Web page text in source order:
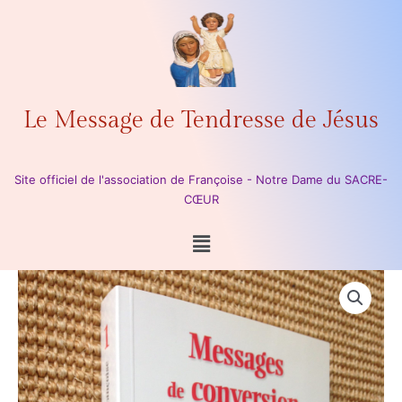
Le Message de Tendresse de Jésus
Site officiel de l'association de Françoise - Notre Dame du SACRE-
CŒUR
Menu
quantité
de
Tome
1
-
Messages
de